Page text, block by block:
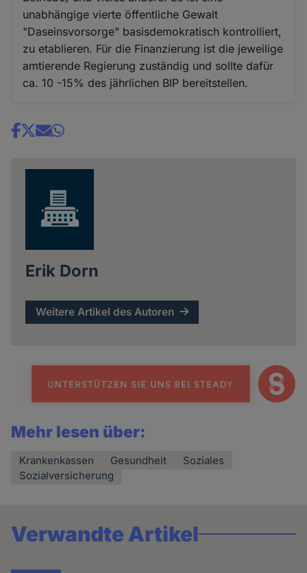
unabhängige vierte öffentliche Gewalt
"Daseinsvorsorge" basisdemokratisch kontrolliert,
zu etablieren. Für die Finanzierung ist die jeweilige
amtierende Regierung zuständig und sollte dafür
ca. 10 -15% des jährlichen BIP bereitstellen.
Share
Erik Dorn
Weitere Artikel des Autoren
Mehr lesen über:
Krankenkassen Gesundheit
Soziales
Sozialversicherung
Verwandte Artikel